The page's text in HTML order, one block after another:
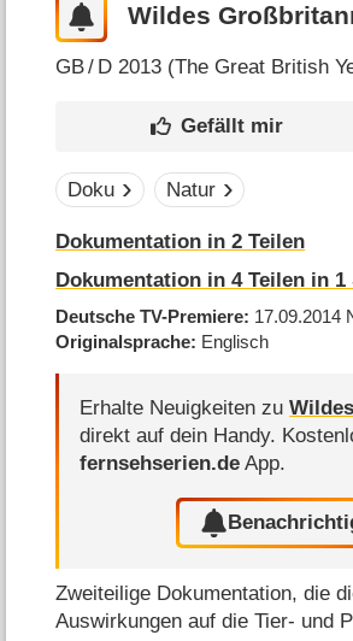
Wildes
GB/ D 2013 (The Great British
Doku Natur
Dokumentation in 2 Teilen
Dokumentation in 4 Teilen in 1
Deutsche TV-Premiere 17.09.2014
Originalsprache Englisch
Erhalte Neuigkeiten zu
direkt auf dein Handy.
fernsehserien.de App.
Zweiteilige Dokumentation, die
Auswirkungen auf die Tier- und